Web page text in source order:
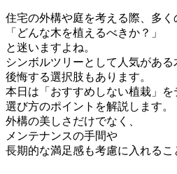
住宅の外構や庭を考える際、多く
「どんな木を植えるべきか？」
と迷いますよね。
シンボルツリーとして人気がある
後悔する選択肢もあります。
本日は「おすすめしない植栽」を
選び方のポイントを解説します。
外構の美しさだけでなく、
メンテナンスの手間や
長期的な満足感も考慮に入れるこ